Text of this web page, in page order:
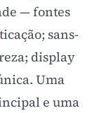
— fontes
sans-
display
Uma
e uma